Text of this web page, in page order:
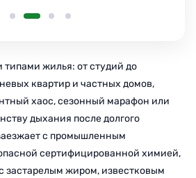
жилья: от студий до
квартир и частных домов,
хаос, сезонный марафон или
дыхания после долгого
с промышленным
сертифицированной химией,
застарелым жиром, известковым